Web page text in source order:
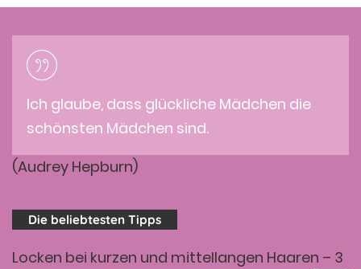
Ich glaube, dass glückliche Mädchen die
schönsten Mädchen sind.
(Audrey Hepburn)
Die beliebtesten Tipps
Locken bei kurzen und mittellangen Haaren – 3